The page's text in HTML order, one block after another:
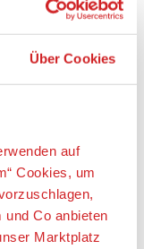
Über Cookies
auf
Cookies, um
und Co anbieten
Marktplatz
Doch
los. Benutze
lenken, die
für Jungen
lieben. Zu
verfügbar,
vergrößern und
lässt.